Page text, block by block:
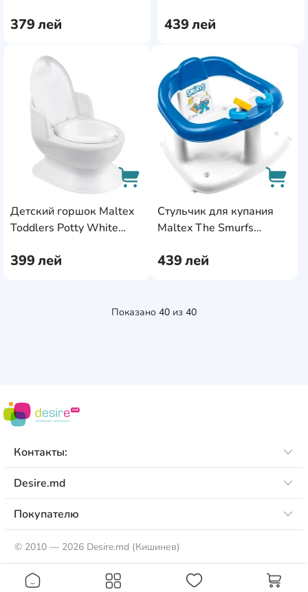
379лей 439лей
Детский горшок Maltex
Toddlers Potty White
399лей
AddCardToFavourite
AddCardToCart
Стульчик для купания
Maltex The Smurfs
439лей
Показано 40 из 40
Контакты:
Desire.md
Покупателю
© 2010 — 2026 Desire.md (Кишинев)